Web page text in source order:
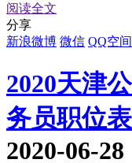
阅读全文
分享
新浪微博 微信 QQ空间
2020天津
务员职位
2020-06-28